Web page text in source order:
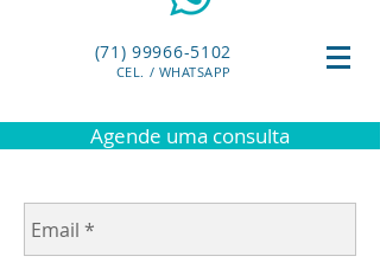
(71) 99966-5102
CEL. / WHATSAPP
Agende uma consulta